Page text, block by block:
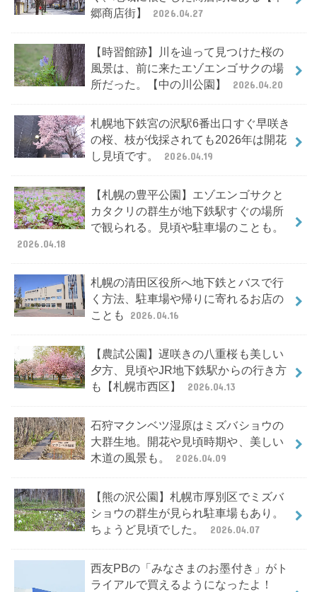
郷商店街】
2026.04.27
【時習館跡】川を辿って見つけた桜の
風景は、前に来たエゾエンゴサクの場
所だった。【中の川公園】
2026.04.20
札幌地下鉄宮の沢駅6番出口すぐ早咲き
の桜、枝が伐採されても2026年は開花
し見頃です。
2026.04.19
【札幌の豊平公園】エゾエンゴサクと
カタクリの群生が地下鉄駅すぐの場所
で観られる。見頃や駐車場のことも。
2026.04.18
札幌の清田区役所へ地下鉄とバスで行
く方法、駐車場や帰りに寄れるお店の
ことも
2026.04.16
【農試公園】遅咲きの八重桜も美しい
夕方、見頃やJR地下鉄駅からの行き方
も【札幌市西区】
2026.04.13
石狩マクンベツ湿原はミズバショウの
大群生地。開花や見頃時期や、美しい
木道の風景も。
2026.04.09
【熊の沢公園】札幌市厚別区でミズバ
ショウの群生が見られ駐車場もあり。
ちょうど見頃でした。
2026.04.07
西友PBの「みなさまのお墨付き」がト
ライアルで買えるようになったよ！